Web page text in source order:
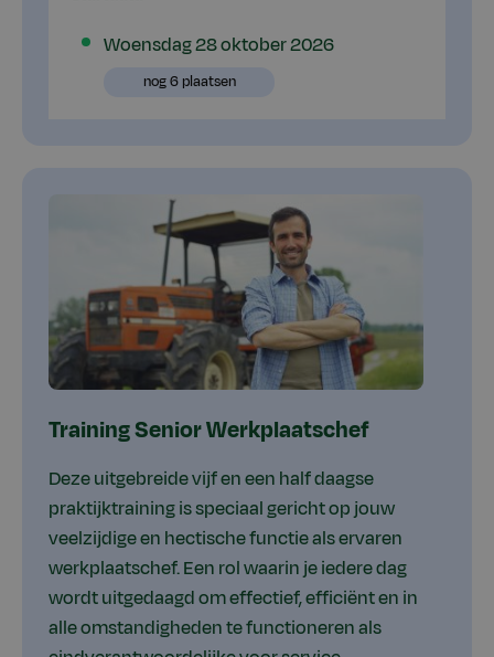
Plaatsen
beschikbaar
Woensdag 28 oktober 2026
nog 6 plaatsen
Training Senior Werkplaatschef
Deze uitgebreide vijf en een half daagse
praktijktraining is speciaal gericht op jouw
veelzijdige en hectische functie als ervaren
werkplaatschef. Een rol waarin je iedere dag
wordt uitgedaagd om effectief, efficiënt en in
alle omstandigheden te functioneren als